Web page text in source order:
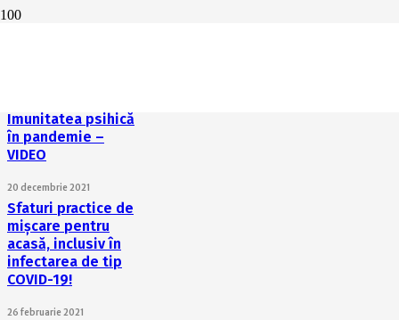
Imunitatea psihică
în pandemie –
VIDEO
20 decembrie 2021
Sfaturi practice de
mișcare pentru
acasă, inclusiv în
infectarea de tip
COVID-19!
26 februarie 2021